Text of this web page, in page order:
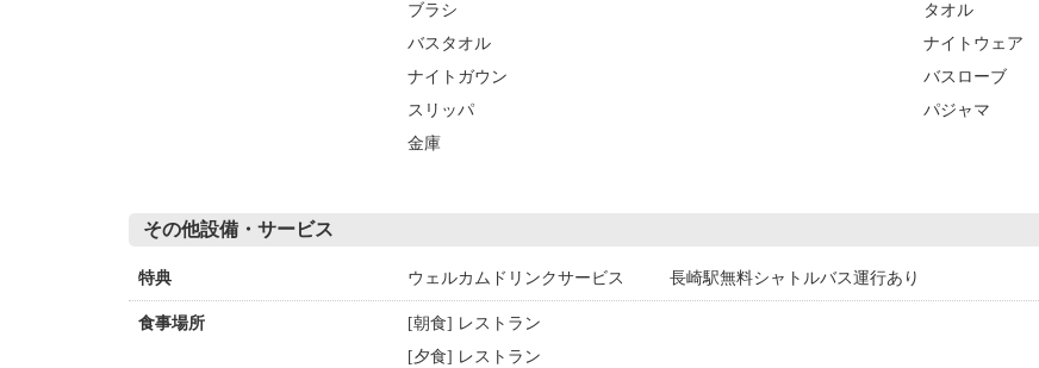
ブラシ
タオル
バスタオル
ナイトウェア
ナイトガウン
バスローブ
スリッパ
パジャマ
金庫
その他設備・サービス
特典 ウェルカムドリンクサービス 長崎駅無料シャトルバス運行あり
食事場所
[朝食] レストラン
[夕食] レストラン